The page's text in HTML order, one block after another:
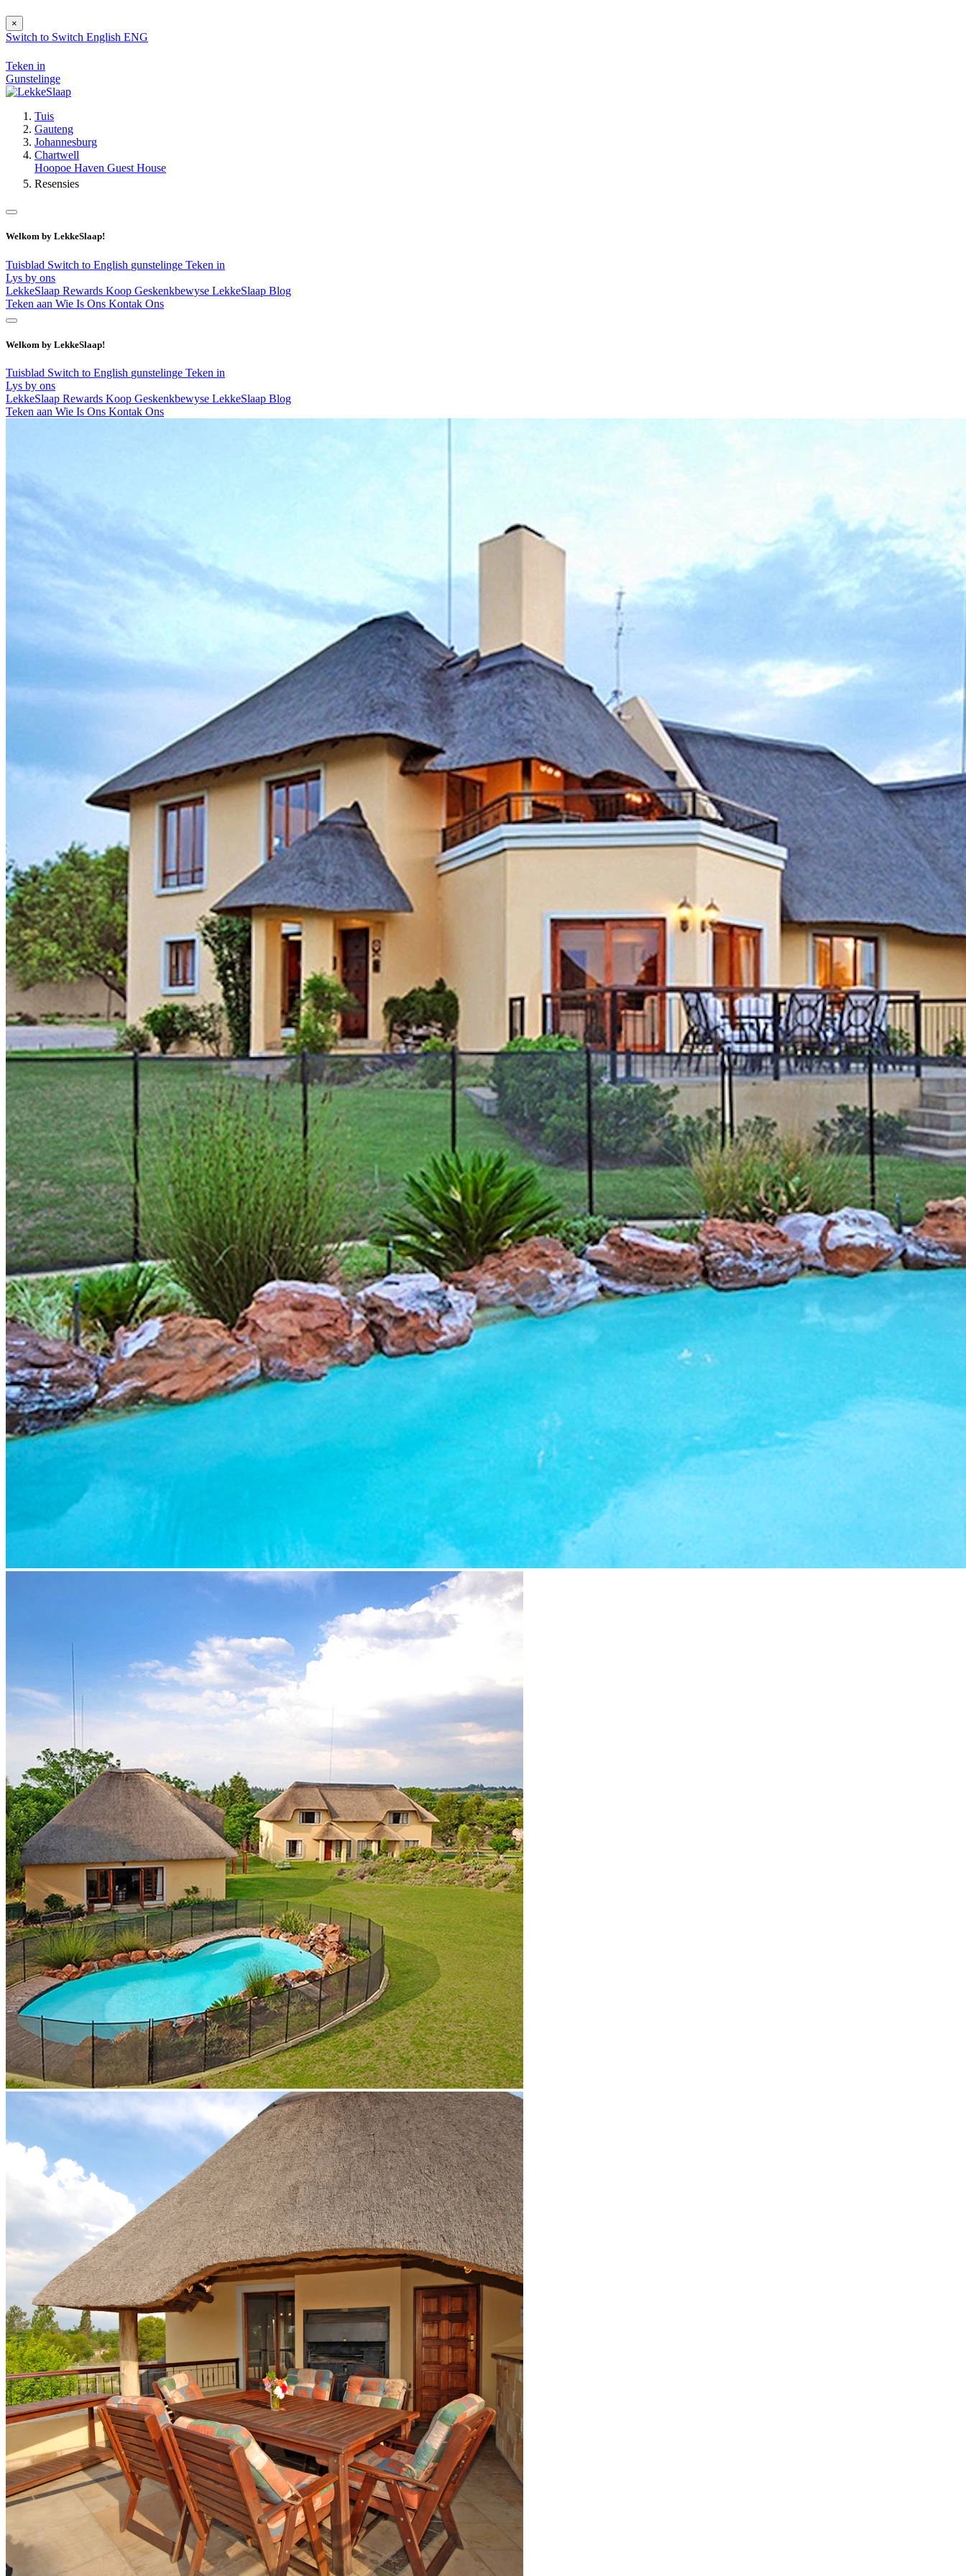
×
Switch to Switch English ENG
Teken in
Gunstelinge
Tuis
Gauteng
Johannesburg
Chartwell
Hoopoe Haven Guest House
Resensies
Welkom by LekkeSlaap!
Tuisblad Switch to English gunstelinge Teken in
Lys by ons
LekkeSlaap Rewards Koop Geskenkbewyse LekkeSlaap Blog
Teken aan Wie Is Ons Kontak Ons
Welkom by LekkeSlaap!
Tuisblad Switch to English gunstelinge Teken in
Lys by ons
LekkeSlaap Rewards Koop Geskenkbewyse LekkeSlaap Blog
Teken aan Wie Is Ons Kontak Ons